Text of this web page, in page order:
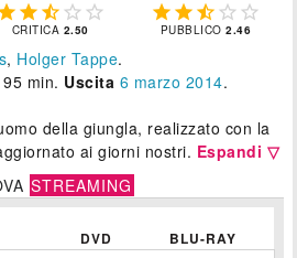
   
CRITICA 2.50
    
PUBBLICO2.46
, Holger Tappe.
95 min. Uscita 6 marzo 2014.
della giungla, realizzato con la
ai giorni nostri. Espandi ▽
STREAMING
DVD BLU-RAY